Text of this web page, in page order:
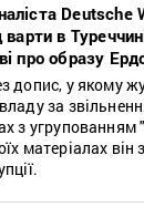
Deutsche
варти в
про образу
допис, у якому
за
з угрупованням
матеріалах він